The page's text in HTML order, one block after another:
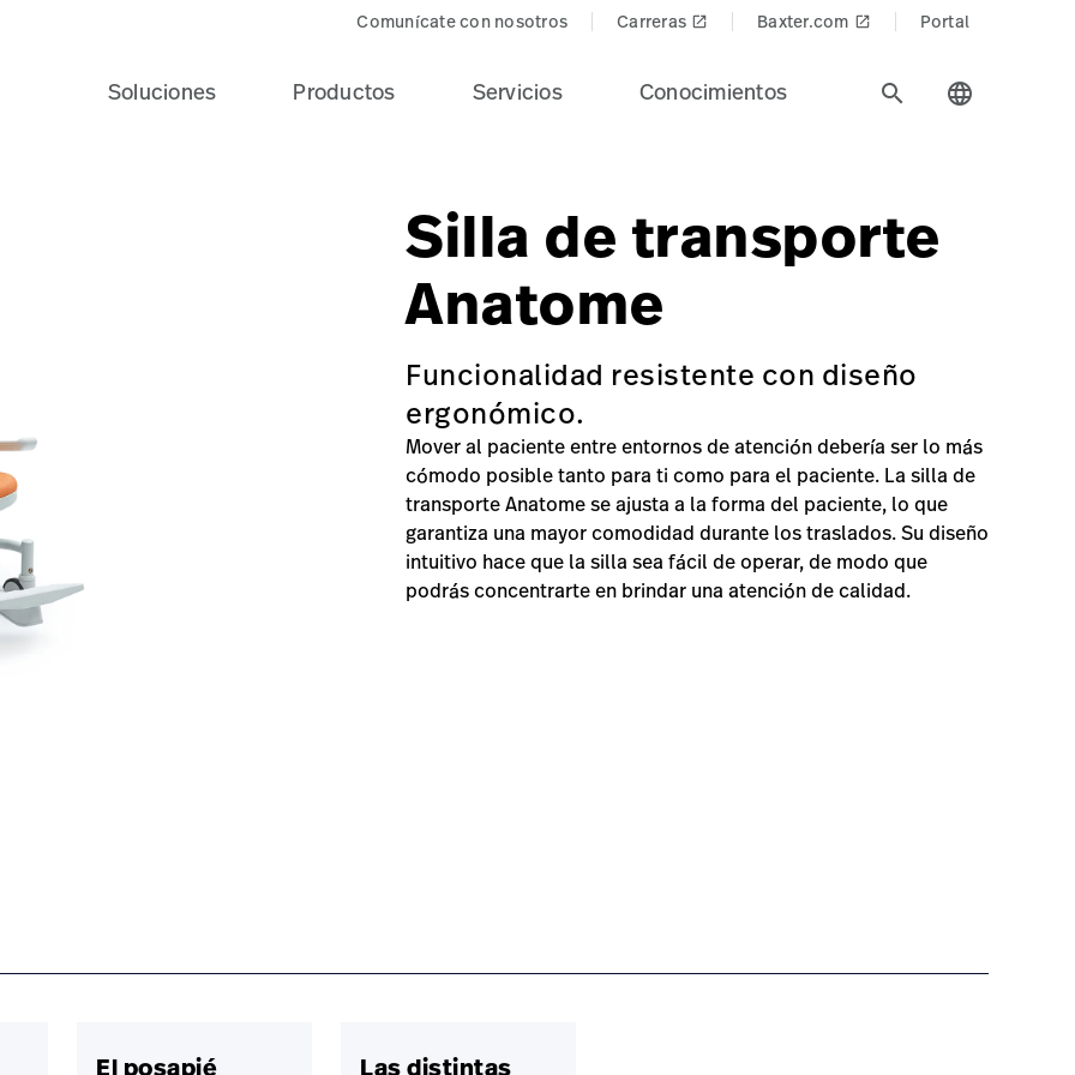
Comunícate con nosotros Carreras launch Baxter.com launch Portal
Soluciones Productos Servicios Conocimientos search language
Silla de transporte
Anatome
Funcionalidad resistente con diseño
ergonómico.
Mover al paciente entre entornos de atención debería ser lo más
cómodo posible tanto para ti como para el paciente. La silla de
transporte Anatome se ajusta a la forma del paciente, lo que
garantiza una mayor comodidad durante los traslados. Su diseño
intuitivo hace que la silla sea fácil de operar, de modo que
podrás concentrarte en brindar una atención de calidad.
El posapié
Las distintas